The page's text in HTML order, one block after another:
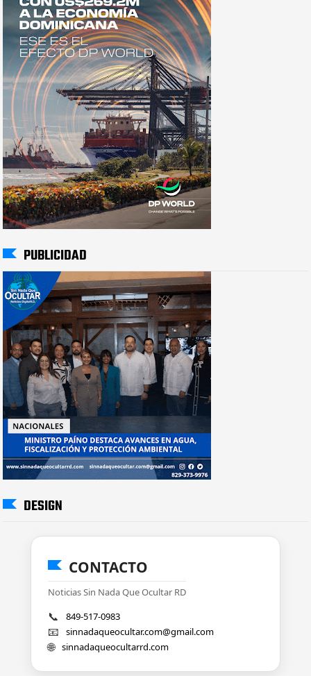
PUBLICIDAD
DESIGN
CONTACTO
Noticias Sin Nada Que Ocultar RD
📞 849-517-0983
📧 sinnadaqueocultar.com@gmail.com
🌐 sinnadaqueocultarrd.com